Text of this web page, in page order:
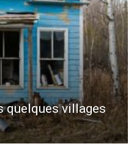
quelques villages